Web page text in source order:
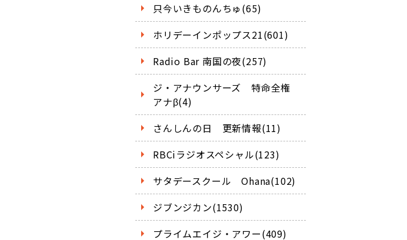
只今いきものんちゅ(65)
ホリデーインポップス21(601)
Radio Bar 南国の夜(257)
ジ・アナウンサーズ 特命全権
アナβ(4)
さんしんの日 更新情報(11)
RBCiラジオスペシャル(123)
サタデースクール Ohana(102)
ジブンジカン(1530)
プライムエイジ・アワー(409)